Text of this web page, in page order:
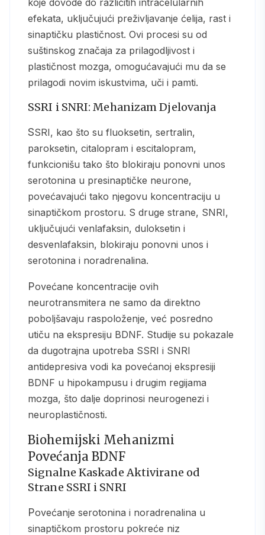
efekata, uključujući preživljavanje ćelija, rast i
sinaptičku plastičnost. Ovi procesi su od
suštinskog značaja za prilagodljivost i
plastičnost mozga, omogućavajući mu da se
prilagodi novim iskustvima, uči i pamti.
SSRI i SNRI: Mehanizam Djelovanja
SSRI, kao što su fluoksetin, sertralin,
paroksetin, citalopram i escitalopram,
funkcionišu tako što blokiraju ponovni unos
serotonina u presinaptičke neurone,
povećavajući tako njegovu koncentraciju u
sinaptičkom prostoru. S druge strane, SNRI,
uključujući venlafaksin, duloksetin i
desvenlafaksin, blokiraju ponovni unos i
serotonina i noradrenalina.
Povećane koncentracije ovih
neurotransmitera ne samo da direktno
poboljšavaju raspoloženje, već posredno
utiču na ekspresiju BDNF. Studije su pokazale
da dugotrajna upotreba SSRI i SNRI
antidepresiva vodi ka povećanoj ekspresiji
BDNF u hipokampusu i drugim regijama
mozga, što dalje doprinosi neurogenezi i
neuroplastičnosti.
Biohemijski Mehanizmi
Povećanja BDNF
Signalne Kaskade Aktivirane od
Strane SSRI i SNRI
Povećanje serotonina i noradrenalina u
sinaptičkom prostoru pokreće niz